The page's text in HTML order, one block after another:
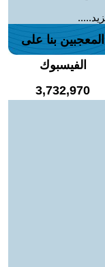
المعجبين بنا على
الفيسبوك
3,732,970